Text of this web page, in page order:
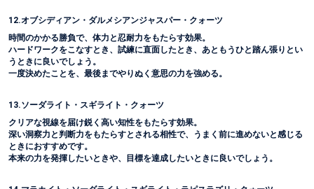
12.オブシディアン・ダルメシアンジャスパー・クォーツ
時間のかかる勝負で、体力と忍耐力をもたらす効果。
ハードワークをこなすとき、試練に直面したとき、あともうひと踏ん張りとい
うときに良いでしょう。
一度決めたことを、最後までやりぬく意思の力を強める。
13.ソーダライト・スギライト・クォーツ
クリアな視線を届け鋭く高い知性をもたらす効果。
深い洞察力と判断力をもたらすとされる相性で、うまく前に進めないと感じる
ときにおすすめです。
本来の力を発揮したいときや、目標を達成したいときに良いでしょう。